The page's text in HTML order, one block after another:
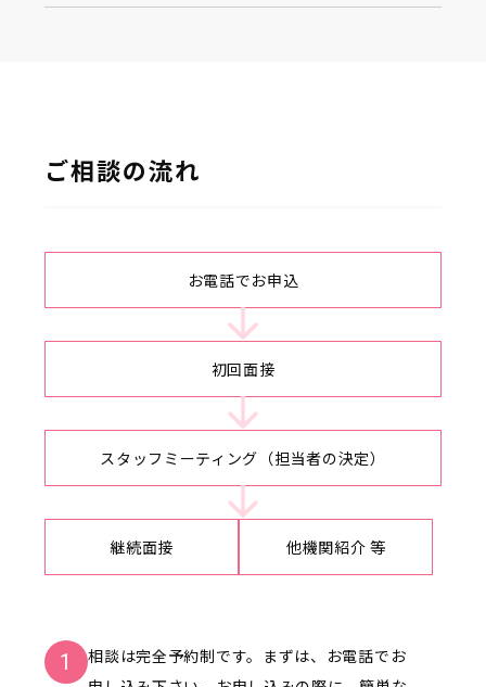
ご相談の流れ
お電話でお申込
初回面接
スタッフミーティング（担当者の決定）
継続面接 他機関紹介 等
1
相談は完全予約制です。まずは、お電話でお